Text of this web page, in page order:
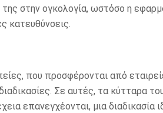
της στην ογκολογία, ωστόσο η
κατευθύνσεις.
που προσφέρονται από
Σε αυτές, τα κύτταρα
επανεγχέονται, μια διαδικασία